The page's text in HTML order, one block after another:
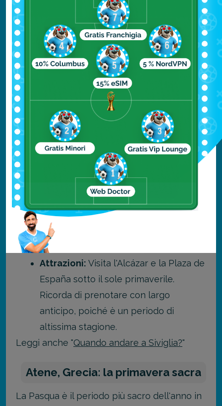
Siviglia, Spagna: il calore
dell'Andalusia
Sivigliaad aprile è semplicemente magica.
Con temperature che oscillano tra i 15°C e i
26°C, è il luogo perfetto per chi ama il caldo
ma vuole evitare l'afa estiva.
Semana Santa:
È l'evento dell'anno. Le
confraternite sfilano per le strade
portando i Pasos (statue religiose) in
processioni cariche di emotività.
L'aria si riempie del profumo
di fiori d'arancio (azahar) e incenso,
creando un'esperienza sensoriale
unica.
Attrazioni: Visita l'Alcázar e la Plaza de
España sotto il sole primaverile.
Ricorda di prenotare con largo
anticipo, poiché è un periodo di
altissima stagione.
Leggi anche "Quando andare a Siviglia?"
Atene, Grecia: la primavera sacra
La Pasqua è il periodo più sacro dell'anno in